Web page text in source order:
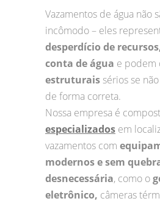
Vazamentos de água não
incômodo – eles
desperdício de
conta de água e podem
estruturais sérios se
de forma correta.
Nossa empresa é
especializados em
vazamentos com
modernos e sem
desnecessária, como o
eletrônico, câmeras